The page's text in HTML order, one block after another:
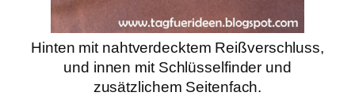
Hinten mit nahtverdecktem Reißverschluss,
und innen mit Schlüsselfinder und
zusätzlichem Seitenfach.